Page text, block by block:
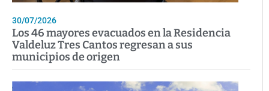
30/07/2026
Los 46 mayores evacuados en la Residencia
Valdeluz Tres Cantos regresan a sus
municipios de origen